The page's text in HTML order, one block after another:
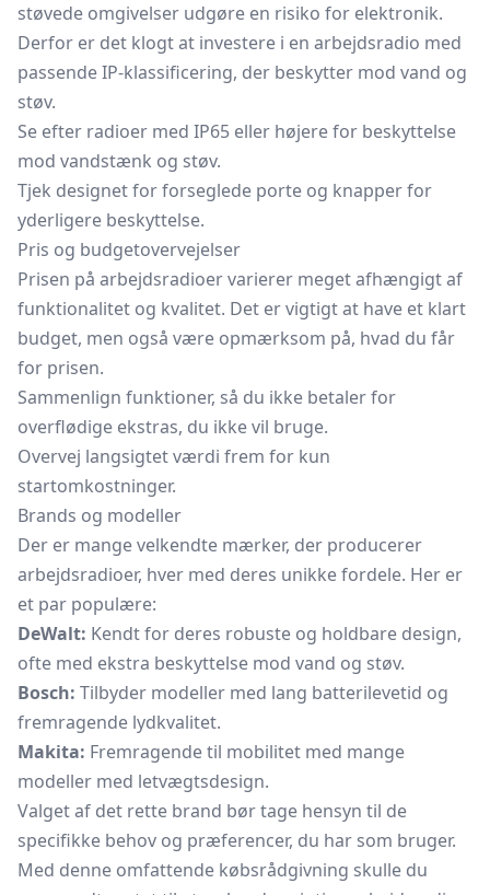
støvede omgivelser udgøre en risiko for elektronik.
Derfor er det klogt at investere i en arbejdsradio med
passende IP-klassificering, der beskytter mod vand og
støv.
Se efter radioer med IP65 eller højere for beskyttelse
mod vandstænk og støv.
Tjek designet for forseglede porte og knapper for
yderligere beskyttelse.
Pris og budgetovervejelser
Prisen på arbejdsradioer varierer meget afhængigt af
funktionalitet og kvalitet. Det er vigtigt at have et klart
budget, men også være opmærksom på, hvad du får
for prisen.
Sammenlign funktioner, så du ikke betaler for
overflødige ekstras, du ikke vil bruge.
Overvej langsigtet værdi frem for kun
startomkostninger.
Brands og modeller
Der er mange velkendte mærker, der producerer
arbejdsradioer, hver med deres unikke fordele. Her er
et par populære:
DeWalt: Kendt for deres robuste og holdbare design,
ofte med ekstra beskyttelse mod vand og støv.
Bosch: Tilbyder modeller med lang batterilevetid og
fremragende lydkvalitet.
Makita: Fremragende til mobilitet med mange
modeller med letvægtsdesign.
Valget af det rette brand bør tage hensyn til de
specifikke behov og præferencer, du har som bruger.
Med denne omfattende købsrådgivning skulle du